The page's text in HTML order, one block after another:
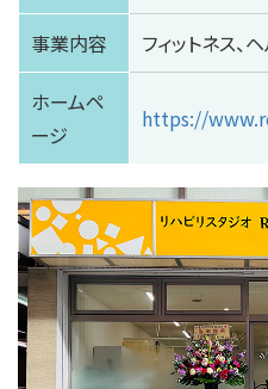
事業内容 フィットネス、
ホームペ
ージ
https://